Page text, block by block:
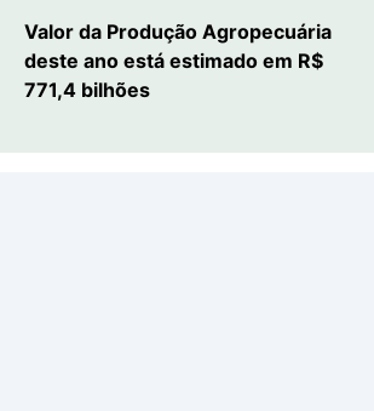
Valor da Produção Agropecuária
deste ano está estimado em R$
771,4 bilhões